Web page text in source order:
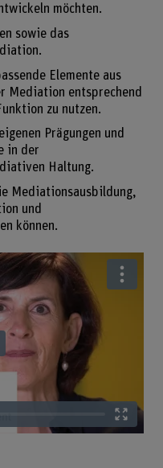
möchten.
sowie das
Elemente aus
Mediation entsprechend
zu nutzen.
Prägungen und
in der
Haltung.
Mediationsausbildung,
und
können.